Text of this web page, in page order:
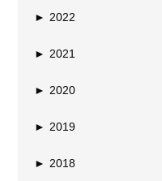
► 2022
► 2021
► 2020
► 2019
► 2018